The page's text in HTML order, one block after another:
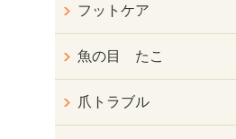
フットケア
魚の目 たこ
爪トラブル